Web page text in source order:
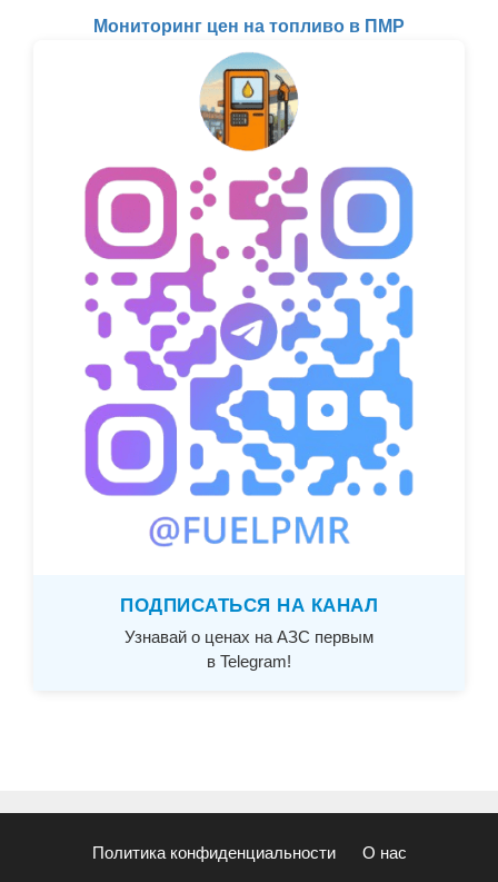
Мониторинг цен на топливо в ПМР
ПОДПИСАТЬСЯ НА КАНАЛ
Узнавай о ценах на АЗС первым
в Telegram!
Политика конфиденциальности О нас